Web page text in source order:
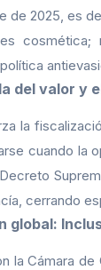
de 2025, es
cosmética;
del valor y
la
cuando la
cerrando
global:
la Cámara